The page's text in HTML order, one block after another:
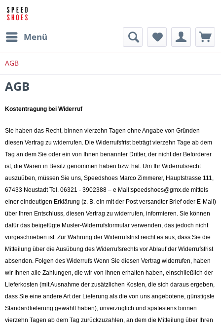
Menü
AGB
AGB
Kostentragung bei Widerruf
Sie haben das Recht, binnen vierzehn Tagen ohne Angabe von Gründen
diesen Vertrag zu widerrufen. Die Widerrufsfrist beträgt vierzehn Tage ab dem
Tag an dem Sie oder ein von Ihnen benannter Dritter, der nicht der Beförderer
ist, die Waren in Besitz genommen haben bzw. hat. Um Ihr Widerrufsrecht
auszuüben, müssen Sie uns, Speedshoes Marco Zimmerer, Hauptstrasse 111,
67433 Neustadt Tel. 06321 - 3902388 – e Mail:speedshoes@gmx.de mittels
einer eindeutigen Erklärung (z. B. ein mit der Post versandter Brief oder E-Mail)
über Ihren Entschluss, diesen Vertrag zu widerrufen, informieren. Sie können
dafür das beigefügte Muster-Widerrufsformular verwenden, das jedoch nicht
vorgeschrieben ist. Zur Wahrung der Widerrufsfrist reicht es aus, dass Sie die
Mitteilung über die Ausübung des Widerrufsrechts vor Ablauf der Widerrufsfrist
absenden. Folgen des Widerrufs Wenn Sie diesen Vertrag widerrufen, haben
wir Ihnen alle Zahlungen, die wir von Ihnen erhalten haben, einschließlich der
Lieferkosten (mit Ausnahme der zusätzlichen Kosten, die sich daraus ergeben,
dass Sie eine andere Art der Lieferung als die von uns angebotene, günstigste
Standardlieferung gewählt haben), unverzüglich und spätestens binnen
vierzehn Tagen ab dem Tag zurückzuzahlen, an dem die Mitteilung über Ihren